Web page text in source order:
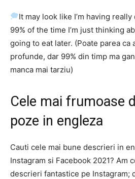
It may look like I’m having
99% of the time I’m just thinking
going to eat later. (Poate parea ca
profunde, dar 99% din timp ma
manca mai tarziu)
Cele mai frumoase
poze in engleza
Cauti cele mai bune descrieri in
Instagram si Facebook 2021? Am
descrieri fantastice pe Instagram;